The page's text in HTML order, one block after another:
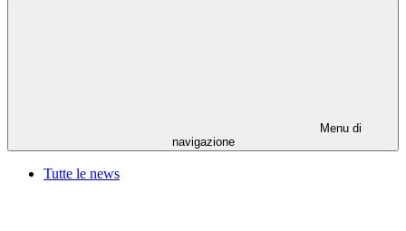
Menu di
navigazione
Tutte le news